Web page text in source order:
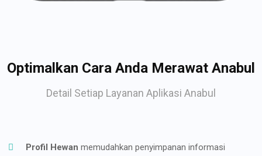
Optimalkan Cara Anda Merawat Anabul
Detail Setiap Layanan Aplikasi Anabul
Profil Hewan memudahkan penyimpanan informasi